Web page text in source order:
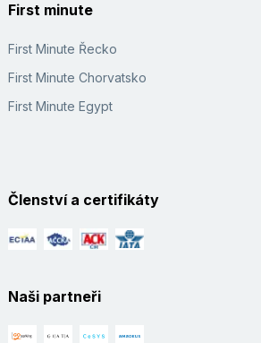
First minute
First Minute Řecko
First Minute Chorvatsko
First Minute Egypt
Členství a certifikáty
Naši partneři